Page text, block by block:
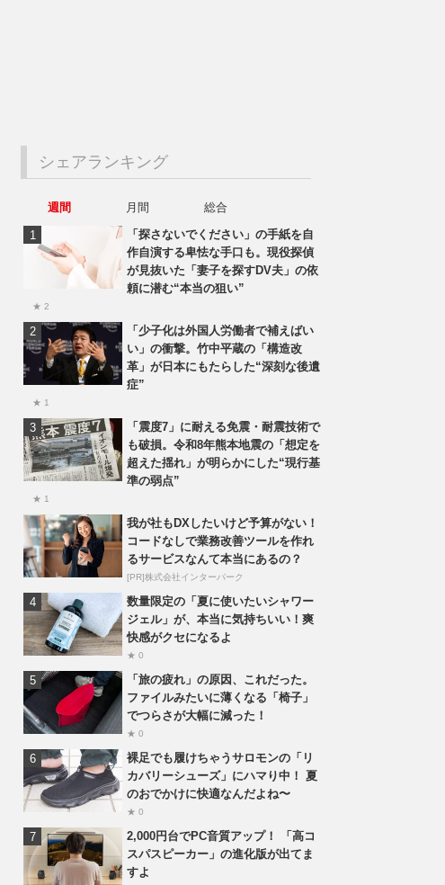
シェアランキング
週間 月間
総合
「探さないでください」の手紙を自
作自演する卑怯な手口も。現役探偵
が見抜いた「妻子を探すDV夫」の依
頼に潜む“本当の狙い”
★ 2
「少子化は外国人労働者で補えばい
い」の衝撃。竹中平蔵の「構造改
革」が日本にもたらした“深刻な後遺
症”
★ 1
「震度7」に耐える免震・耐震技術で
も破損。令和8年熊本地震の「想定を
超えた揺れ」が明らかにした“現行基
準の弱点”
★ 1
我が社もDXしたいけど予算がない！
コードなしで業務改善ツールを作れ
るサービスなんて本当にあるの？
[PR]株式会社インターパーク
数量限定の「夏に使いたいシャワー
ジェル」が、本当に気持ちいい！爽
快感がクセになるよ
★ 0
「旅の疲れ」の原因、これだった。
ファイルみたいに薄くなる「椅子」
でつらさが大幅に減った！
★ 0
裸足でも履けちゃうサロモンの「リ
カバリーシューズ」にハマり中！ 夏
のおでかけに快適なんだよね〜
★ 0
2,000円台でPC音質アップ！ 「高コ
スパスピーカー」の進化版が出てま
すよ